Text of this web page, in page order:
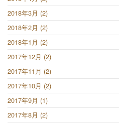
2018年3月 (2)
2018年2月 (2)
2018年1月 (2)
2017年12月 (2)
2017年11月 (2)
2017年10月 (2)
2017年9月 (1)
2017年8月 (2)